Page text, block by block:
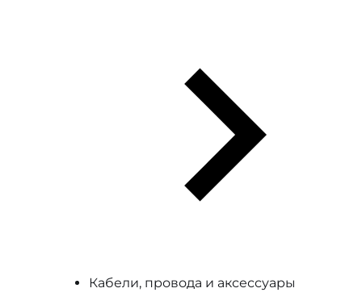
Кабели, провода и аксессуары